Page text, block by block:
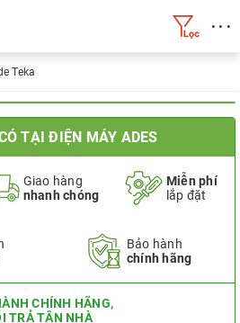
• • •
Teka
TẠI ĐIỆN MÁY ADES
Giao hàng
nhanh chóng
Miễn phí
lắp đặt
Bảo hành
chính hãng
CHÍNH HÃNG,
TRẢ TẬN NHÀ